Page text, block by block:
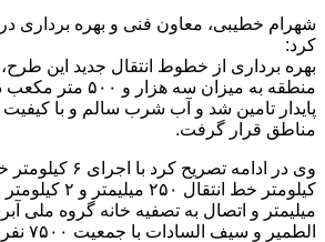
شهرام خطیبی، معاون فنی و بهره برداری
کرد:
بهره برداری از خطوط انتقال جدید این
منطقه به میزان سه
پایدار تامین شد و آب شرب سالم و با کیفیت
مناطق قرار گرفت.
وی در ادامه تصریح
الطمیر و سیف السادات با جمعیت ۷۵۰۰ نفر انجام شد.